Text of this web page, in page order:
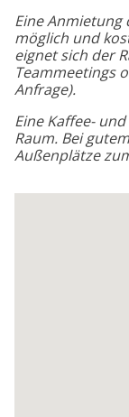
Eine Anmietung
möglich und
eignet sich der
Teammeetings
Anfrage).
Eine Kaffee-
Raum. Bei
Außenplätze